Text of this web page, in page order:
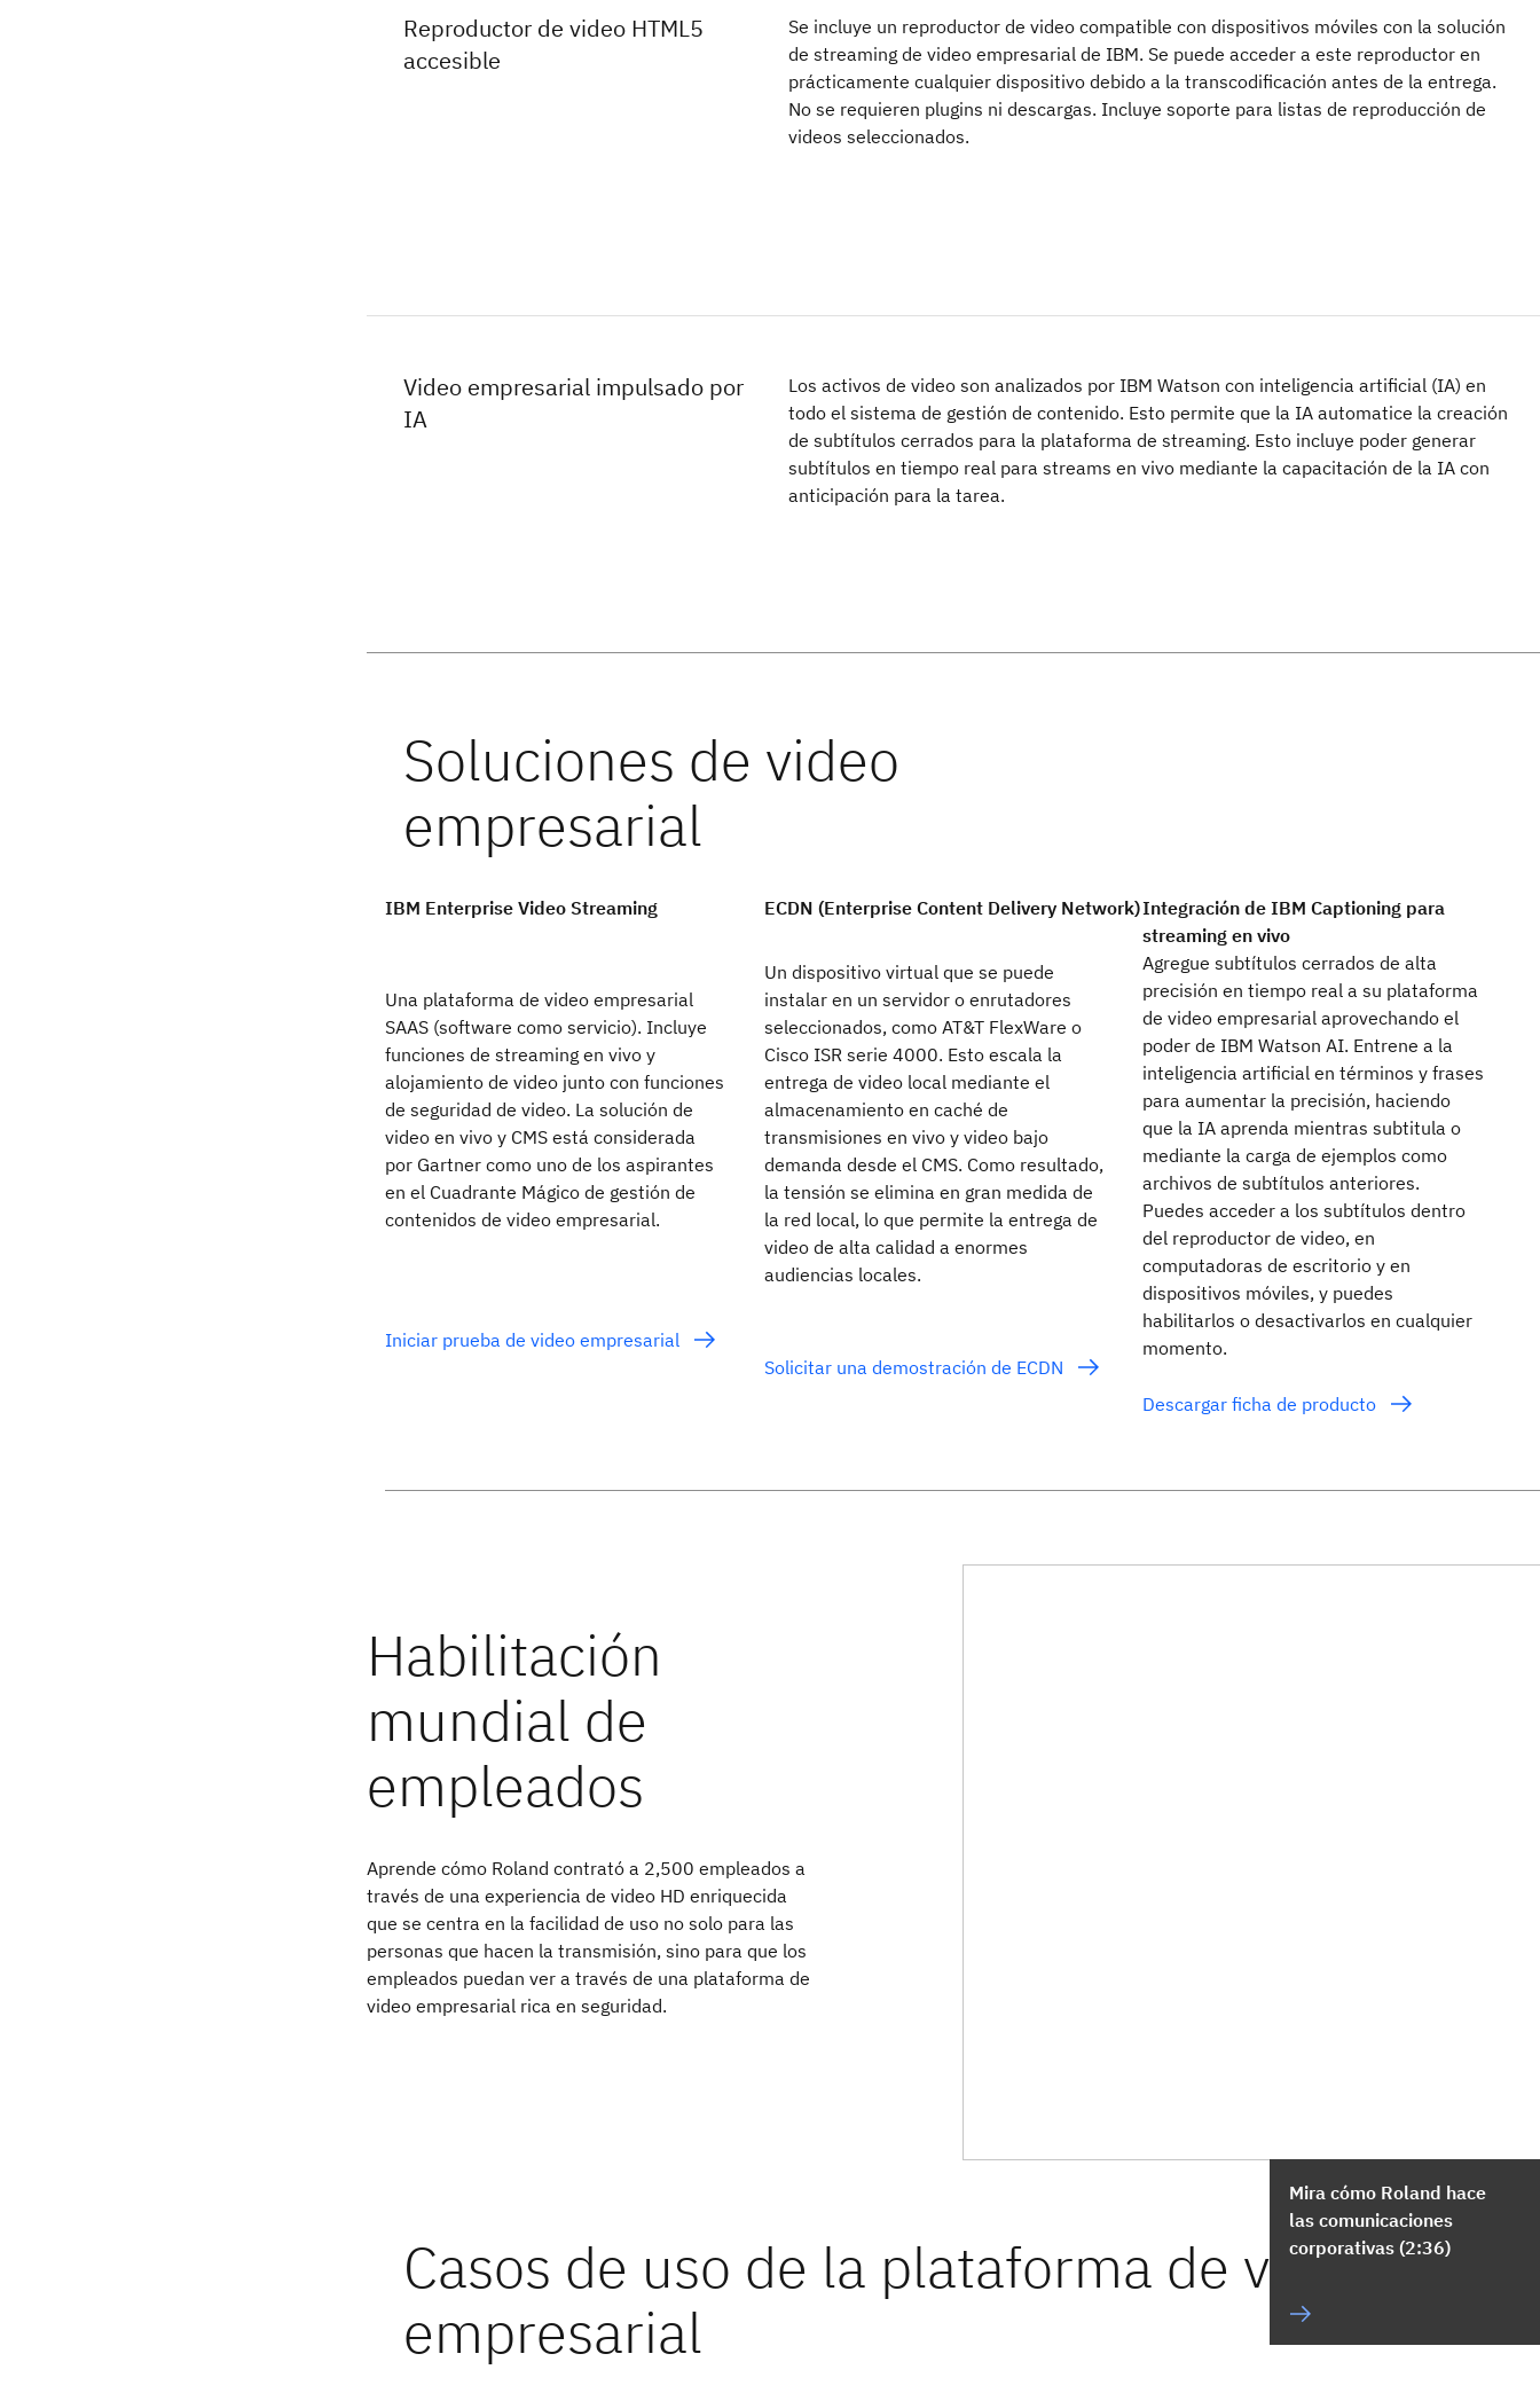
Reproductor de video HTML5
accesible
Se incluye un reproductor de video compatible con dispositivos móviles con la solución
de streaming de video empresarial de IBM. Se puede acceder a este reproductor en
prácticamente cualquier dispositivo debido a la transcodificación antes de la entrega.
No se requieren plugins ni descargas. Incluye soporte para listas de reproducción de
videos seleccionados.
Video empresarial impulsado por
IA
Los activos de video son analizados por IBM Watson con inteligencia artificial (IA) en
todo el sistema de gestión de contenido. Esto permite que la IA automatice la creación
de subtítulos cerrados para la plataforma de streaming. Esto incluye poder generar
subtítulos en tiempo real para streams en vivo mediante la capacitación de la IA con
anticipación para la tarea.
IBM Enterprise Video Streaming
Una plataforma de video empresarial
SAAS (software como servicio). Incluye
funciones de streaming en vivo y
alojamiento de video junto con funciones
de seguridad de video. La solución de
video en vivo y CMS está considerada
por Gartner como uno de los aspirantes
en el Cuadrante Mágico de gestión de
contenidos de video empresarial.
Iniciar prueba de video empresarial
ECDN (Enterprise Content Delivery Network)
Un dispositivo virtual que se puede
instalar en un servidor o enrutadores
seleccionados, como AT&T FlexWare o
Cisco ISR serie 4000. Esto escala la
entrega de video local mediante el
almacenamiento en caché de
transmisiones en vivo y video bajo
demanda desde el CMS. Como resultado,
la tensión se elimina en gran medida de
la red local, lo que permite la entrega de
video de alta calidad a enormes
audiencias locales.
Solicitar una demostración de ECDN
Integración de IBM Captioning para
streaming en vivo
Agregue subtítulos cerrados de alta
precisión en tiempo real a su plataforma
de video empresarial aprovechando el
poder de IBM Watson AI. Entrene a la
inteligencia artificial en términos y frases
para aumentar la precisión, haciendo
que la IA aprenda mientras subtitula o
mediante la carga de ejemplos como
archivos de subtítulos anteriores.
Puedes acceder a los subtítulos dentro
del reproductor de video, en
computadoras de escritorio y en
dispositivos móviles, y puedes
habilitarlos o desactivarlos en cualquier
momento.
Descargar ficha de producto
Aprende cómo Roland contrató a 2,500 empleados a
través de una experiencia de video HD enriquecida
que se centra en la facilidad de uso no solo para las
personas que hacen la transmisión, sino para que los
empleados puedan ver a través de una plataforma de
video empresarial rica en seguridad.
Mira cómo Roland hace
las comunicaciones
corporativas (2:36)